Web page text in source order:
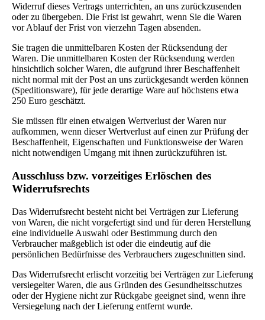
Widerruf dieses Vertrags unterrichten, an uns zurückzusenden
oder zu übergeben. Die Frist ist gewahrt, wenn Sie die Waren
vor Ablauf der Frist von vierzehn Tagen absenden.
Sie tragen die unmittelbaren Kosten der Rücksendung der
Waren. Die unmittelbaren Kosten der Rücksendung werden
hinsichtlich solcher Waren, die aufgrund ihrer Beschaffenheit
nicht normal mit der Post an uns zurückgesandt werden können
(Speditionsware), für jede derartige Ware auf höchstens etwa
250 Euro geschätzt.
Sie müssen für einen etwaigen Wertverlust der Waren nur
aufkommen, wenn dieser Wertverlust auf einen zur Prüfung der
Beschaffenheit, Eigenschaften und Funktionsweise der Waren
nicht notwendigen Umgang mit ihnen zurückzuführen ist.
Ausschluss bzw. vorzeitiges Erlöschen des
Widerrufsrechts
Das Widerrufsrecht besteht nicht bei Verträgen zur Lieferung
von Waren, die nicht vorgefertigt sind und für deren Herstellung
eine individuelle Auswahl oder Bestimmung durch den
Verbraucher maßgeblich ist oder die eindeutig auf die
persönlichen Bedürfnisse des Verbrauchers zugeschnitten sind.
Das Widerrufsrecht erlischt vorzeitig bei Verträgen zur Lieferung
versiegelter Waren, die aus Gründen des Gesundheitsschutzes
oder der Hygiene nicht zur Rückgabe geeignet sind, wenn ihre
Versiegelung nach der Lieferung entfernt wurde.